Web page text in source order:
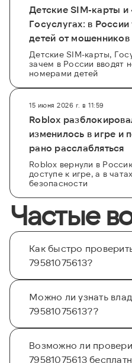
Детские SIM-карты и
Госуслугах: в
детей от мошенников
Детские SIM-карты,
зачем в России вводят
номерами детей
15 июня 2026 г. в 11:59
Roblox
изменилось в игре и
рано расслабляться
Roblox вернули в
доступе к игре, а в
безопасности
Частые
Как быстро
79581075613?
Можно ли узнать
79581075613??
Возможно ли
79581075613